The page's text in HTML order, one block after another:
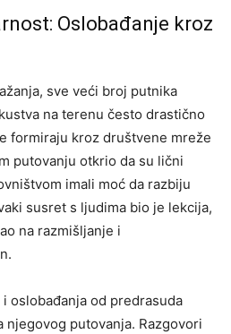
Oslobađanje kroz
sve veći broj putnika
na terenu često drastično
formiraju kroz društvene mreže
putovanju otkrio da su lični
imali moć da razbiju
susret s ljudima bio je lekcija,
na razmišljanje i
oslobađanja od predrasuda
njegovog putovanja. Razgovori